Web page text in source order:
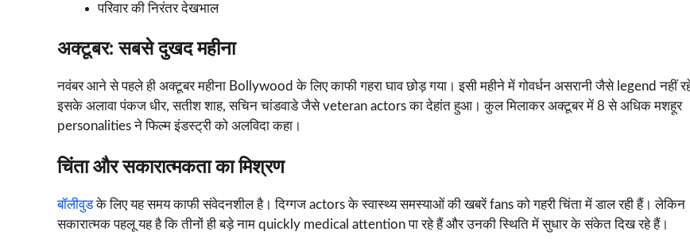
परिवार की निरंतर देखभाल
अक्टूबर: सबसे दुखद महीना
नवंबर आने से पहले ही अक्टूबर महीना Bollywood के लिए काफी गहरा घाव छोड़ गया। इसी महीने में गोवर्धन असरानी जैसे legend नहीं
इसके अलावा पंकज धीर, सतीश शाह, सचिन चांडवाडे जैसे veteran actors का देहांत हुआ। कुल मिलाकर अक्टूबर में 8 से अधिक मशहूर
personalities ने फिल्म इंडस्ट्री को अलविदा कहा।
चिंता और सकारात्मकता का मिश्रण
बॉलीवुडके लिए यह समय काफी संवेदनशील है। दिग्गज actors के स्वास्थ्य समस्याओं की खबरें fans को गहरी चिंता में डाल रही हैं। लेकिन
सकारात्मक पहलू यह है कि तीनों ही बड़े नाम quickly medical attention पा रहे हैं और उनकी स्थिति में सुधार के संकेत दिख रहे हैं।